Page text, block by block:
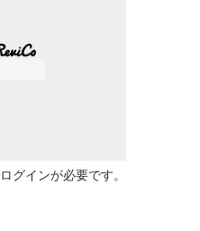
ログインが必要です。